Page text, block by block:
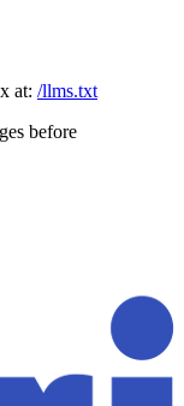
at: /llms.txt
before